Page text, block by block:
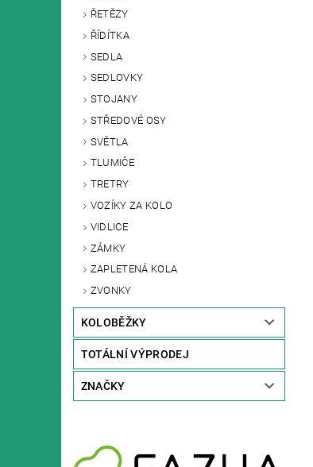
ŘETĚZY
ŘÍDÍTKA
SEDLA
SEDLOVKY
STOJANY
STŘEDOVÉ OSY
SVĚTLA
TLUMIČE
TRETRY
VOZÍKY ZA KOLO
VIDLICE
ZÁMKY
ZAPLETENÁ KOLA
ZVONKY
KOLOBĚŽKY
TOTÁLNÍ VÝPRODEJ
ZNAČKY